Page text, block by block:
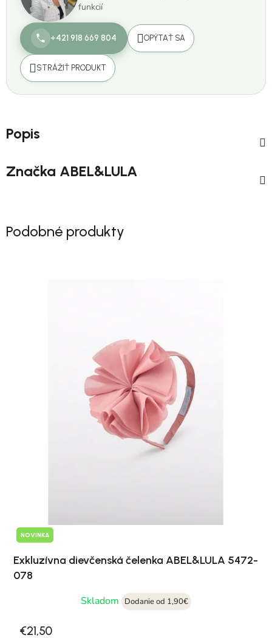
funkcií
+421 918 669 804 OPÝTAŤ SA
STRÁŽIŤ PRODUKT
Popis
Značka ABEL&LULA
Podobné produkty
NOVINKA
Exkluzívna dievčenská čelenka ABEL&LULA 5472-
078
Skladom
Dodanie od 1,90€
€21,50